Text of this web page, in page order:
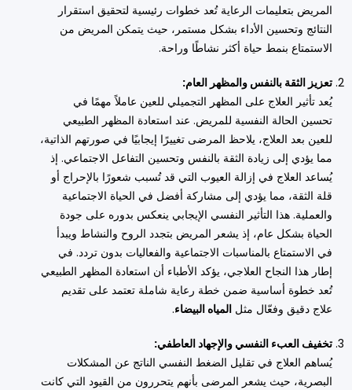
المريض بتعليمات الرعاية تُعد خطوات رئيسية لتحقيق استقرار
النتائج وتحسين الأداء بشكل مستمر، حيث يتمكن المريض من
الاستمتاع بنمط حياة أكثر نشاطًا وراحة.
تعزيز الثقة بالنفس والمظهر العام:
يُعد تأثير العلاج على المظهر التجميلي للعين عاملاً مهمًا في
تحسين الحالة النفسية للمريض. عند استعادة المظهر الطبيعي
للعين بعد العلاج، يلاحظ المرضى تغييرًا إيجابيًا في صورتهم الذاتية،
مما يؤدي إلى زيادة الثقة بالنفس وتحسين التفاعل الاجتماعي. إذ
يُساعد العلاج في إزالة العيوب التي قد تُسبب شعورًا بالإحراج أو
قلة الثقة، مما يؤدي إلى مشاركة أفضل في الحياة الاجتماعية
والعملية. هذا التأثير النفسي الإيجابي ينعكس بدوره على جودة
الحياة بشكل عام، إذ يشعر المريض بتجدد الروح والنشاط ويبدأ
في الاستمتاع بالمناسبات الاجتماعية والفعاليات بدون تردد. في
إطار هذا النجاح العلاجي، يؤكد الأطباء أن استعادة المظهر الطبيعي
تُعد خطوة أساسية ضمن خطة رعاية شاملة تعتمد على تقديم
علاج دقيق وفعّال مثل المياه البيضاء.
تخفيف العبء النفسي والإجهاد العاطفي:
يُساهم العلاج في تقليل الضغط النفسي الناتج عن المشكلات
البصرية، حيث يشعر المرضى بأنهم يتحررون من القيود التي كانت